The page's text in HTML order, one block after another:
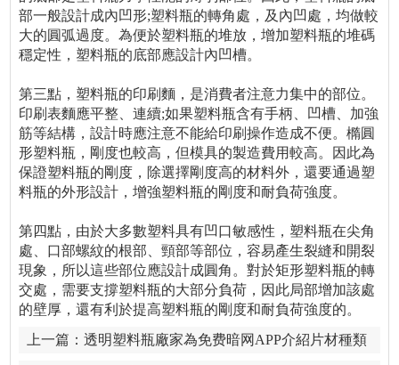
部一般設計成內凹形;塑料瓶的轉角處，及內凹處，均做較
大的圓弧過度。為便於塑料瓶的堆放，增加塑料瓶的堆碼
穩定性，塑料瓶的底部應設計內凹槽。
第三點，塑料瓶的印刷麵，是消費者注意力集中的部位。
印刷表麵應平整、連續;如果塑料瓶含有手柄、凹槽、加強
筋等結構，設計時應注意不能給印刷操作造成不便。橢圓
形塑料瓶，剛度也較高，但模具的製造費用較高。因此為
保證塑料瓶的剛度，除選擇剛度高的材料外，還要通過塑
料瓶的外形設計，增強塑料瓶的剛度和耐負荷強度。
第四點，由於大多數塑料具有凹口敏感性，塑料瓶在尖角
處、口部螺紋的根部、頸部等部位，容易產生裂縫和開裂
現象，所以這些部位應設計成圓角。對於矩形塑料瓶的轉
交處，需要支撐塑料瓶的大部分負荷，因此局部增加該處
的壁厚，還有利於提高塑料瓶的剛度和耐負荷強度的。
上一篇：透明塑料瓶廠家為免费暗网APP介紹片材種類